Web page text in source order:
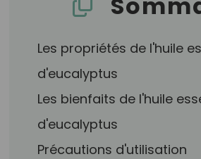
Les propriétés de l'huile
d'eucalyptus
Les bienfaits de l'huile
d'eucalyptus
Précautions d'utilisation